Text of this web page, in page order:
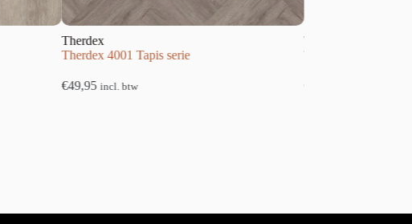
Therdex
Therdex 4001 Tapis serie
€49,95 incl. btw
Therdex
Therdex 9090
€